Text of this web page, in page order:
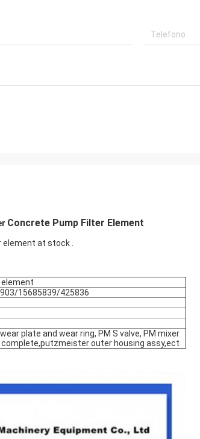
Concrete Pump Filter Element
at stock .
15685839/425836
plate and wear ring, PM S valve, PM mixer
outer housing assy,ect